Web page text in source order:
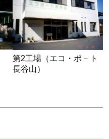
第2工場（エコ・ポ－ト
長谷山）